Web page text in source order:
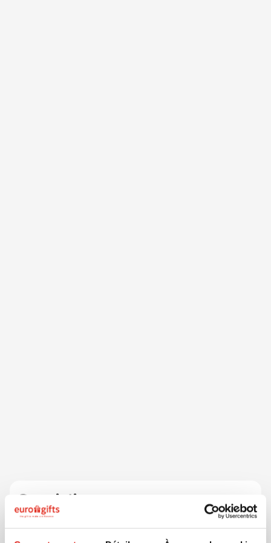
Description
Un ensemble pratique de quatre crayons polyvalents
pour une publicité haute en couleur ! Ce crayon